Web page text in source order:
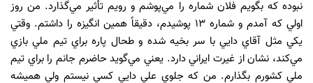
نبوده كه بگويم فلان شماره را مي‌پوشم و رويم تأثير مي‌گذارد. من روز
اولي كه آمدم و شماره 13 پوشيدم، دقيقاً همين انگيزه را داشتم. وقتي
يكي مثل آقاي دايي با سر بخيه شده و طحال پاره براي تيم‌ ملي بازي
مي‌كند، نشان از غيرت ايراني دارد. يعني مي‌گويد حاضرم جانم را براي تيم
‌ملي كشورم بگذارم. من كه جلوي علي دايي كسي نيستم ولي هميشه